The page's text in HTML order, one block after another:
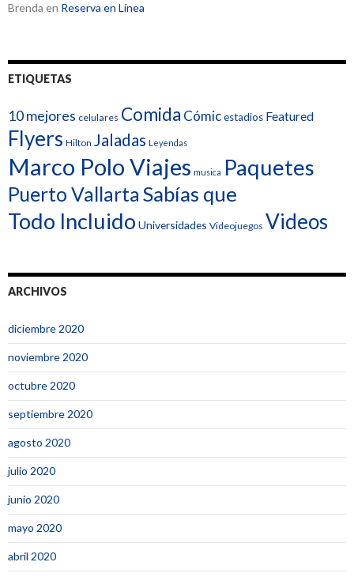
Brenda en Reserva en Línea
ETIQUETAS
10 mejores celulares Comida Cómicestadios Featured
Flyers Hilton Jaladas Leyendas
Marco Polo Viajes musica Paquetes
Puerto Vallarta Sabías que
Todo Incluido Universidades Videojuegos Videos
ARCHIVOS
diciembre 2020
noviembre 2020
octubre 2020
septiembre 2020
agosto 2020
julio 2020
junio 2020
mayo 2020
abril 2020